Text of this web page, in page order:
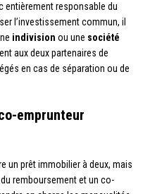
entièrement responsable du
l’investissement commun, il
indivision ou une société
aux deux partenaires de
en cas de séparation ou de
emprunteur
un prêt immobilier à deux, mais
remboursement et un co-